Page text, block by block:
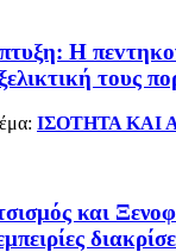
Η
τoυς
ΙΣΟΤΗΤΑ ΚΑΙ
και